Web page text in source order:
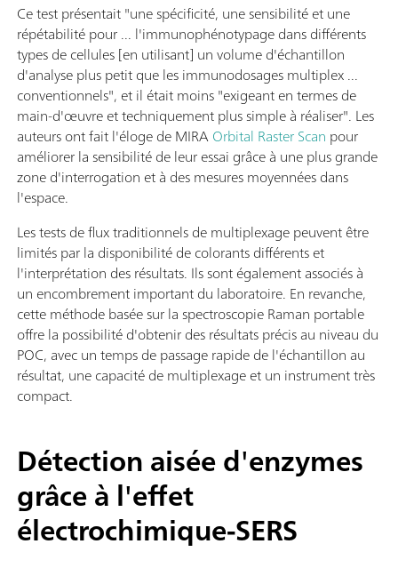
Ce test présentait "une spécificité, une sensibilité et une
répétabilité pour ... l'immunophénotypage dans différents
types de cellules [en utilisant] un volume d'échantillon
d'analyse plus petit que les immunodosages multiplex ...
conventionnels", et il était moins "exigeant en termes de
main-d'œuvre et techniquement plus simple à réaliser". Les
auteurs ont fait l'éloge de MIRAOrbital Raster Scan pour
améliorer la sensibilité de leur essai grâce à une plus grande
zone d'interrogation et à des mesures moyennées dans
l'espace.
Les tests de flux traditionnels de multiplexage peuvent être
limités par la disponibilité de colorants différents et
l'interprétation des résultats. Ils sont également associés à
un encombrement important du laboratoire. En revanche,
cette méthode basée sur la spectroscopie Raman portable
offre la possibilité d'obtenir des résultats précis au niveau du
POC, avec un temps de passage rapide de l'échantillon au
résultat, une capacité de multiplexage et un instrument très
compact.
Détection aisée d'enzymes
grâce à l'effet
électrochimique-SERS